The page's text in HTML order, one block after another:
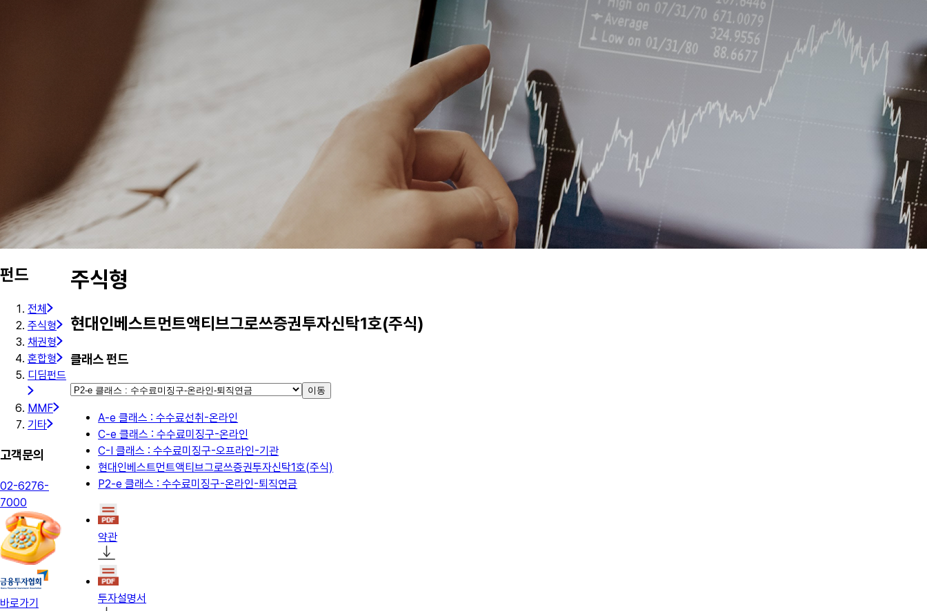
펀드
전체
주식형
채권형
혼합형
디딤펀드
MMF
기타
고객문의
02-6276-
7000
바로가기
주식형
현대인베스트먼트액티브그로쓰증권투자신탁1호(주식)
클래스 펀드
이동
A-e 클래스 : 수수료선취-온라인
C-e 클래스 : 수수료미징구-온라인
C-I 클래스 : 수수료미징구-오프라인-기관
현대인베스트먼트액티브그로쓰증권투자신탁1호(주식)
P2-e 클래스 : 수수료미징구-온라인-퇴직연금
약관
투자설명서